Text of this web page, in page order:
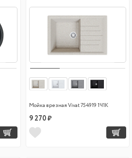
Мойка врезная Vivat 754919 1Ч1К
9 270 ₽